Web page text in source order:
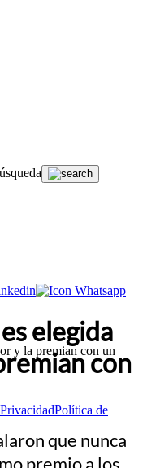
y la premian con un
Política de
elegida
con
que nunca
premio a los